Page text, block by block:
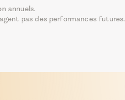
annuels.
pas des performances futures.